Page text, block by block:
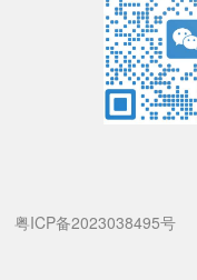
粤ICP备2023038495号